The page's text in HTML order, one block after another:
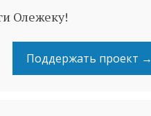
Олежеку!
Поддержать проект →